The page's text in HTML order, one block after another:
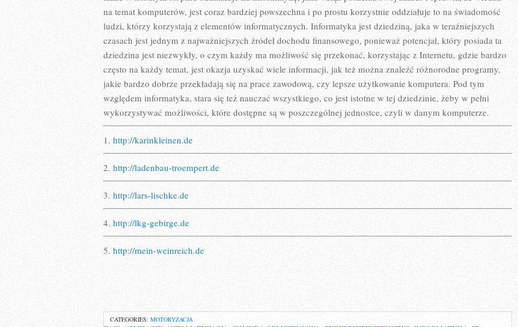
na temat komputerów, jest coraz bardziej powszechna i po prostu korzystnie oddziałuje to na świadomość
ludzi, którzy korzystają z elementów informatycznych. Informatyka jest dziedziną, jaka w teraźniejszych
czasach jest jednym z najważniejszych źródeł dochodu finansowego, ponieważ potencjał, który posiada ta
dziedzina jest niezwykły, o czym każdy ma możliwość się przekonać, korzystając z Internetu, gdzie bardzo
często na każdy temat, jest okazja uzyskać wiele informacji, jak też można znaleźć różnorodne programy,
jakie bardzo dobrze przekładają się na prace zawodową, czy lepsze użytkowanie komputera. Pod tym
względem informatyka, stara się też nauczać wszystkiego, co jest istotne w tej dziedzinie, żeby w pełni
wykorzystywać możliwości, które dostępne są w poszczególnej jednostce, czyli w danym komputerze.
1. http://karinkleinen.de
2. http://ladenbau-troempert.de
3. http://lars-lischke.de
4. http://lkg-gebirge.de
5. http://mein-weinreich.de
CATEGORIES: MOTORYZACJA